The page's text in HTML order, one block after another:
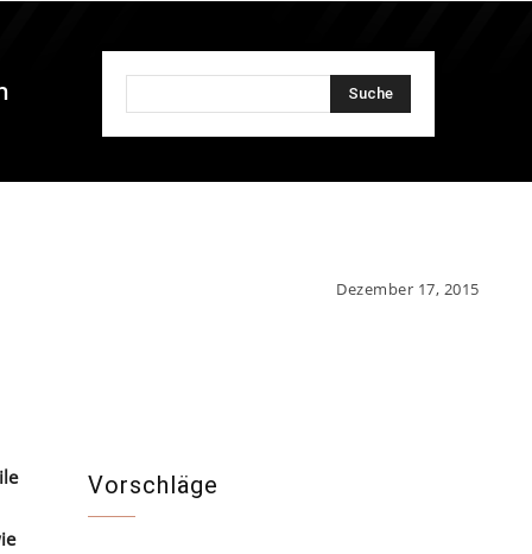
Suche
Dezember 17, 2015
Vorschläge